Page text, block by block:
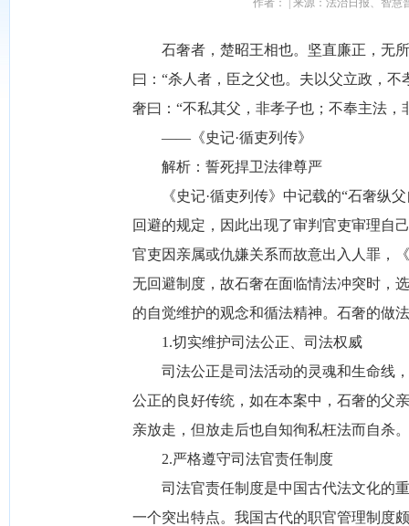
作者： | 来源：法治日报、智慧
石奢者，楚昭王相也。坚直廉正，无所
曰：“杀人者，臣之父也。夫以父立政，
奢曰：“不私其父，非孝子也；不奉主法
——《史记·循吏列传》
解析：誓死捍卫法律尊严
《史记·循吏列传》中记载的“石奢纵父
回避的规定，因此出现了审判官吏审理自
官吏因亲属或仇嫌关系而故意出入人罪，
无回避制度，故石奢在面临情法冲突时，
的自觉维护的观念和循法精神。石奢的做
1.切实维护司法公正、司法权威
司法公正是司法活动的灵魂和生命线，
公正的良好传统，如在本案中，石奢的父
亲放走，但放走后也自知徇私枉法而自杀
2.严格遵守司法官责任制度
司法官责任制度是中国古代法文化的重
一个突出特点。我国古代的职官管理制度